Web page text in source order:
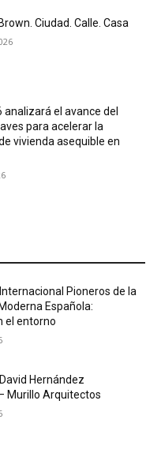
Ciudad. Calle. Casa
analizará el avance del
para acelerar la
vivienda asequible en
Pioneros de la
Española:
el entorno
Hernández
Murillo Arquitectos